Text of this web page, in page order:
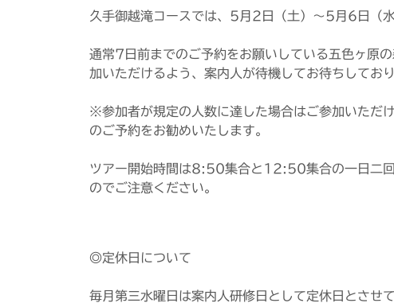
久手御越滝コースでは、5月2日（土）～5月6日（
通常7日前までのご予約をお願いしている五色ヶ原
加いただけるよう、案内人が待機してお待ちしており
※参加者が規定の人数に達した場合はご参加いただ
のご予約をお勧めいたします。
ツアー開始時間は8:50集合と12:50集合の一日二
のでご注意ください。
◎定休日について
毎月第三水曜日は案内人研修日として定休日とさせ